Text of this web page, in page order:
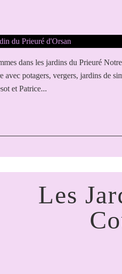
dans les jardins du Prieuré
avec potagers, vergers, jardins de
et Patrice...
Les